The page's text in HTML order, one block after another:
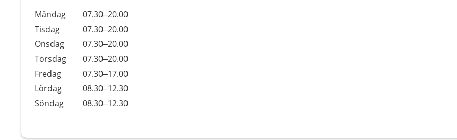
Dag
Öppettider
Kommentarer
Måndag
07.30–20.00
Tisdag
07.30–20.00
Onsdag
07.30–20.00
Torsdag
07.30–20.00
Fredag
07.30–17.00
Lördag
08.30–12.30
Söndag
08.30–12.30